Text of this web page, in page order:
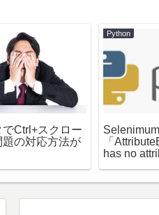
Ctrl+スクロー
題の対応方法が
Python
「
has no